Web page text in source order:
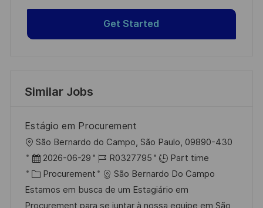
Get Started
Similar Jobs
Estágio em Procurement
L
o
c
a
t
São Bernardo do Campo, São Paulo, 09890-430
P
o
s
t
2026-06-29
J
o
b
R0327795
Part time
C
a
t
Procurement
São Bernardo Do Campo
Estamos em busca de um Estagiário em
Procurement para se juntar à nossa equipe em São